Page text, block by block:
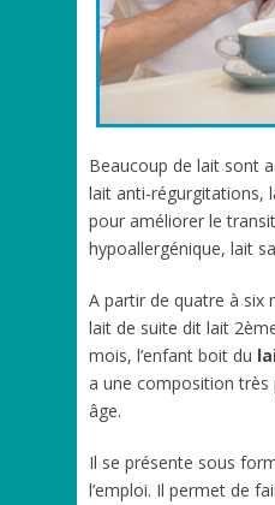
Beaucoup de lait sont
lait anti-régurgitations,
pour améliorer le
hypoallergénique, lait
A partir de quatre à six
lait de suite dit lait
mois, l’enfant boit du
a une composition très
âge.
Il se présente sous
l’emploi. Il permet de